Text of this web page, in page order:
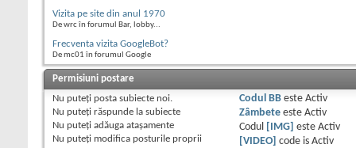
Vizita pe site din anul 1970
De wrc în forumul Bar, lobby...
Frecventa vizita GoogleBot?
De mc01 în forumul Google
Permisiuni postare
Nu puteţi posta subiecte noi.
Nu puteţi răspunde la subiecte
Nu puteţi adăuga ataşamente
Nu puteţi modifica posturile proprii
Codul BBeste Activ
Zâmbeteeste Activ
Codul
[IMG] este Activ
[VIDEO] code is Activ